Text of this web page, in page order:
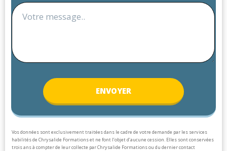
ENVOYER
Vos données sont exclusivement traitées dans le cadre de votre demande par les services
habilités de Chrysalide Formations et ne font l’objet d’aucune cession. Elles sont conservées
trois ans à compter de leur collecte par Chrysalide Formations ou du dernier contact